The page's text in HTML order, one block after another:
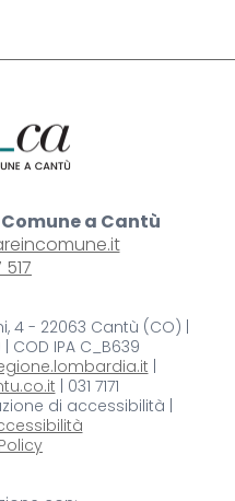
Comune a Cantù
517
4 - 22063 Cantù (CO) |
COD IPA C_B639
| 031 7171
di accessibilità |